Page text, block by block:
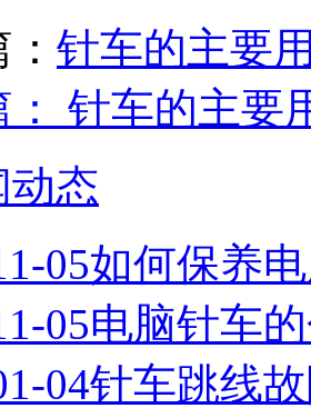
针车的主要
针车的主要
动态
05如何保养
05电脑针车
04针车跳线